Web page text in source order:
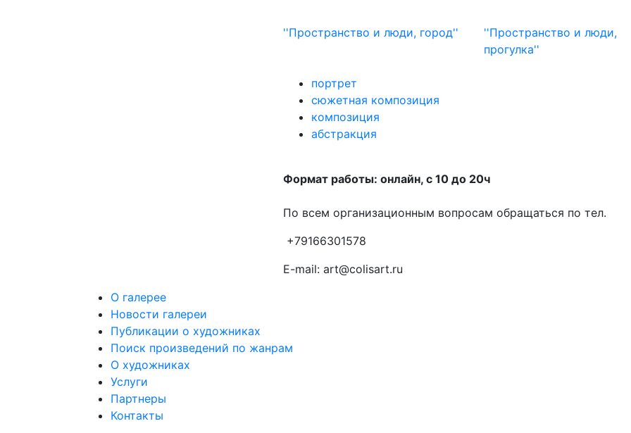
''Пространство и люди, город''
''Пространство и люди,
прогулка''
портрет
сюжетная композиция
композиция
абстракция
Формат работы: онлайн, с 10 до 20ч
По всем организационным вопросам обращаться по тел.
+79166301578
E-mail: art@colisart.ru
О галерее
Новости галереи
Публикации о художниках
Поиск произведений по жанрам
О художниках
Услуги
Партнеры
Контакты